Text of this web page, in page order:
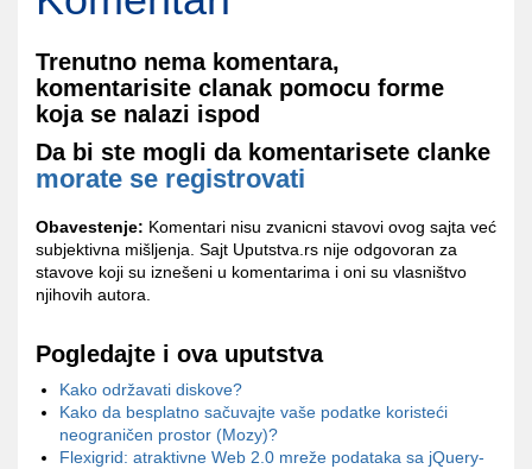
Trenutno nema komentara,
komentarisite clanak pomocu forme
koja se nalazi ispod
Da bi ste mogli da komentarisete clanke
morate se registrovati
Obavestenje: Komentari nisu zvanicni stavovi ovog sajta već
subjektivna mišljenja. Sajt Uputstva.rs nije odgovoran za
stavove koji su iznešeni u komentarima i oni su vlasništvo
njihovih autora.
Pogledajte i ova uputstva
Kako održavati diskove?
Kako da besplatno sačuvajte vaše podatke koristeći
neograničen prostor (Mozy)?
Flexigrid: atraktivne Web 2.0 mreže podataka sa jQuery-